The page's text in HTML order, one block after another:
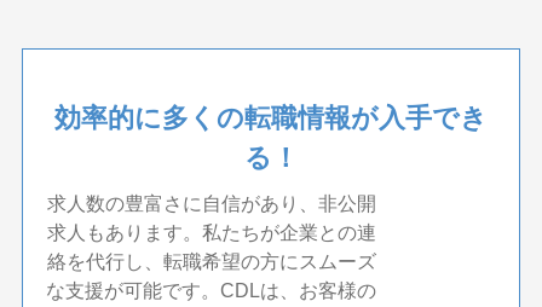
効率的に多くの転職情報が入手でき
る！
求人数の豊富さに自信があり、非公開
求人もあります。私たちが企業との連
絡を代行し、転職希望の方にスムーズ
な支援が可能です。CDLは、お客様の